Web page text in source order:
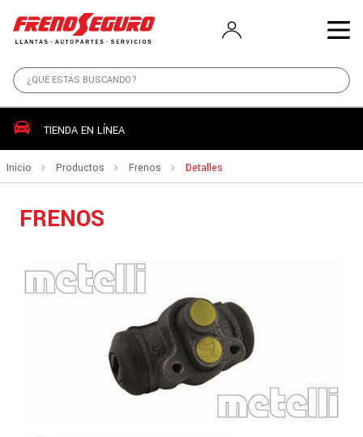
TIENDA EN LÍNEA
Inicio Productos Frenos Detalles
FRENOS